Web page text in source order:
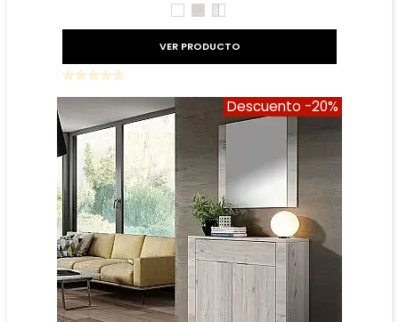
BLANCO
TIBETTIBET
VER PRODUCTO
Descuento -20%